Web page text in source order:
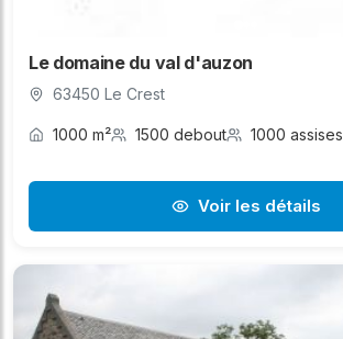
Le domaine du val d'auzon
63450 Le Crest
1000 m² 1500 debout 1000 assises
Voir les détails